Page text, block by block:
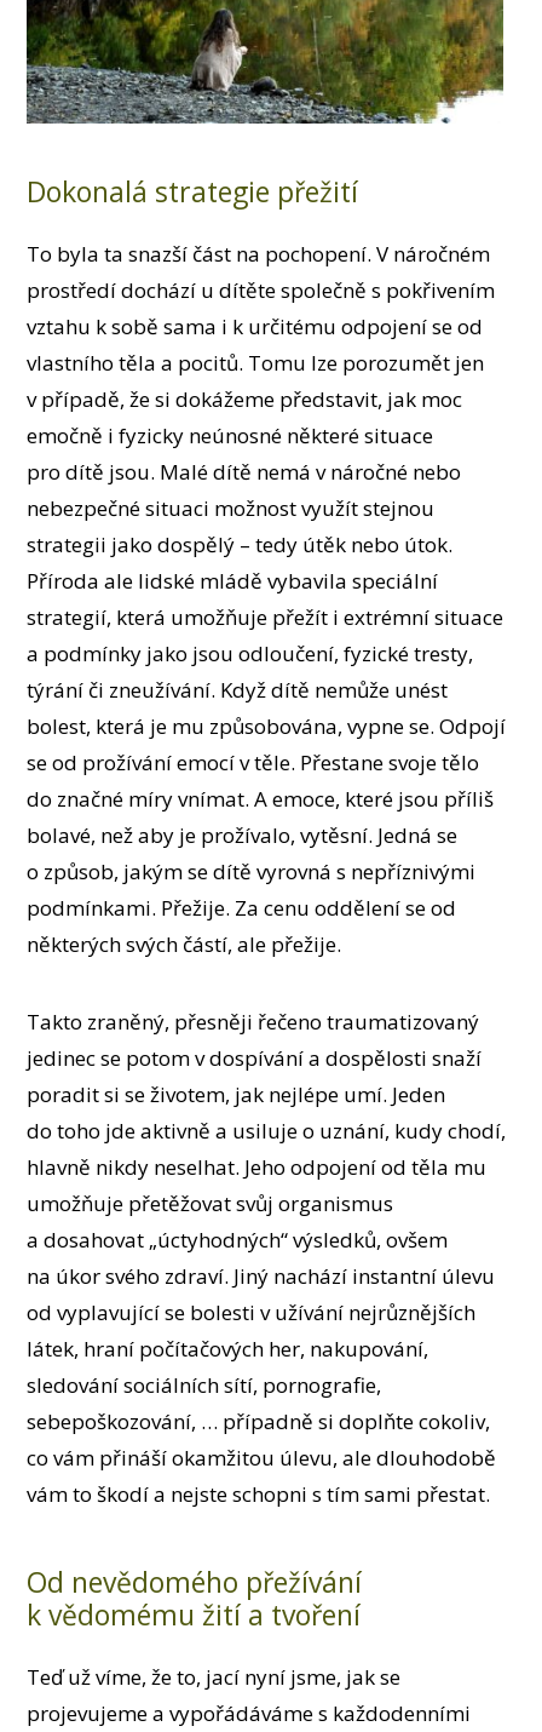
Dokonalá strategie přežití
To byla ta snazší část na pochopení. V náročném
prostředí dochází u dítěte společně s pokřivením
vztahu k sobě sama i k určitému odpojení se od
vlastního těla a pocitů. Tomu lze porozumět jen
v případě, že si dokážeme představit, jak moc
emočně i fyzicky neúnosné některé situace
pro dítě jsou. Malé dítě nemá v náročné nebo
nebezpečné situaci možnost využít stejnou
strategii jako dospělý – tedy útěk nebo útok.
Příroda ale lidské mládě vybavila speciální
strategií, která umožňuje přežít i extrémní situace
a podmínky jako jsou odloučení, fyzické tresty,
týrání či zneužívání. Když dítě nemůže unést
bolest, která je mu způsobována, vypne se. Odpojí
se od prožívání emocí v těle. Přestane svoje tělo
do značné míry vnímat. A emoce, které jsou příliš
bolavé, než aby je prožívalo, vytěsní. Jedná se
o způsob, jakým se dítě vyrovná s nepříznivými
podmínkami. Přežije. Za cenu oddělení se od
některých svých částí, ale přežije.
Takto zraněný, přesněji řečeno traumatizovaný
jedinec se potom v dospívání a dospělosti snaží
poradit si se životem, jak nejlépe umí. Jeden
do toho jde aktivně a usiluje o uznání, kudy chodí,
hlavně nikdy neselhat. Jeho odpojení od těla mu
umožňuje přetěžovat svůj organismus
a dosahovat „úctyhodných“ výsledků, ovšem
na úkor svého zdraví. Jiný nachází instantní úlevu
od vyplavující se bolesti v užívání nejrůznějších
látek, hraní počítačových her, nakupování,
sledování sociálních sítí, pornografie,
sebepoškozování, … případně si doplňte cokoliv,
co vám přináší okamžitou úlevu, ale dlouhodobě
vám to škodí a nejste schopni s tím sami přestat.
Od nevědomého přežívání
k vědomému žití a tvoření
Teď už víme, že to, jací nyní jsme, jak se
projevujeme a vypořádáváme s každodenními